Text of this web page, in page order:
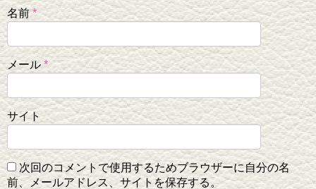
名前*
メール *
サイト
次回のコメントで使用するためブラウザーに自分の名
前、メールアドレス、サイトを保存する。